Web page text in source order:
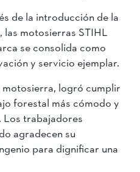
de la introducción de la
motosierras STIHL
se consolida como
y servicio ejemplar.
logró cumplir
forestal más cómodo y
Los trabajadores
agradecen su
para dignificar una